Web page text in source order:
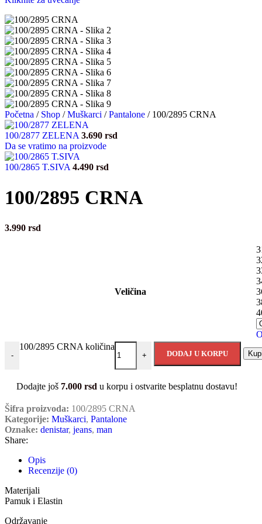
Početna / Shop / Muškarci / Pantalone / 100/2895 CRNA
100/2877 ZELENA 3.690 rsd
Da se vratimo na proizvode
100/2865 T.SIVA 4.490 rsd
100/2895 CRNA
3.990 rsd
Veličina
-
100/2895 CRNA količina
+ DODAJ U KORPU
Dodajte još 7.000 rsd u korpu i ostvarite besplatnu dostavu!
Šifra proizvoda: 100/2895 CRNA
Kategorije: Muškarci, Pantalone
Oznake: denistar, jeans, man
Share:
Opis
Recenzije (0)
Materijali
Pamuk i Elastin
Održavanje